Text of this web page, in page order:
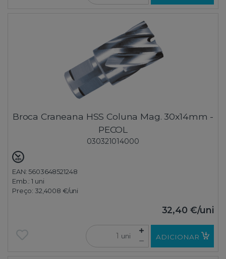
Broca Craneana HSS Coluna Mag. 30x14mm -
PECOL
030321014000
EAN: 5603648521248
Emb.:1 uni
Preço: 32,4008 €/uni
32,40 €/uni
uni ADICIONAR